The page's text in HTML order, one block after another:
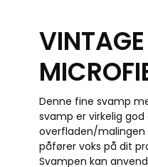
Denne fine svamp
svamp er virkelig
overfladen/malingen
påfører voks på dit
Svampen kan